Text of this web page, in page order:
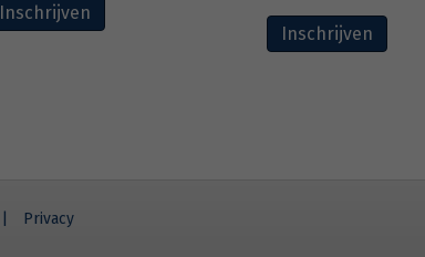
Inschrijven
Inschrijven
Privacy